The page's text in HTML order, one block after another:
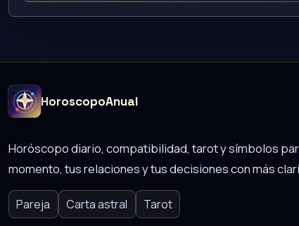
HoroscopoAnual
Horóscopo diario, compatibilidad, tarot y símbolos
momento, tus relaciones y tus decisiones con más
Pareja Carta astral Tarot